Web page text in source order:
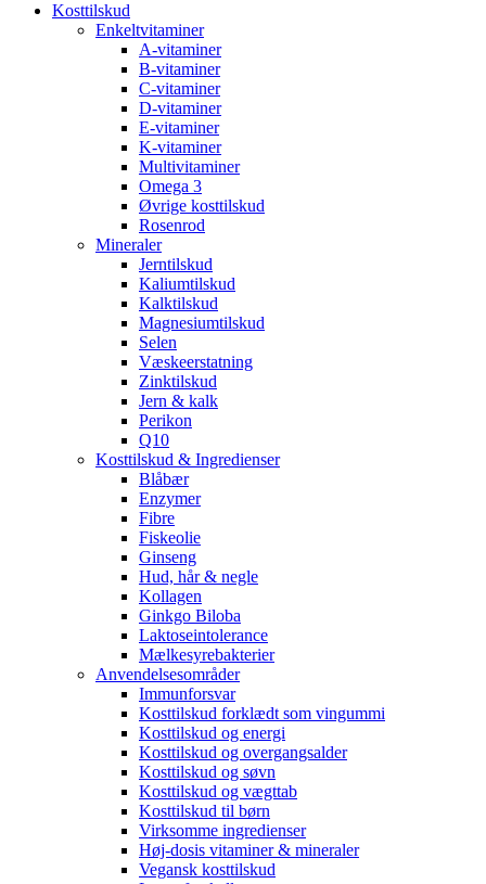
Kosttilskud
Enkeltvitaminer
A-vitaminer
B-vitaminer
C-vitaminer
D-vitaminer
E-vitaminer
K-vitaminer
Multivitaminer
Omega 3
Øvrige kosttilskud
Rosenrod
Mineraler
Jerntilskud
Kaliumtilskud
Kalktilskud
Magnesiumtilskud
Selen
Væskeerstatning
Zinktilskud
Jern & kalk
Perikon
Q10
Kosttilskud & Ingredienser
Blåbær
Enzymer
Fibre
Fiskeolie
Ginseng
Hud, hår & negle
Kollagen
Ginkgo Biloba
Laktoseintolerance
Mælkesyrebakterier
Anvendelsesområder
Immunforsvar
Kosttilskud forklædt som vingummi
Kosttilskud og energi
Kosttilskud og overgangsalder
Kosttilskud og søvn
Kosttilskud og vægttab
Kosttilskud til børn
Virksomme ingredienser
Høj-dosis vitaminer & mineraler
Vegansk kosttilskud